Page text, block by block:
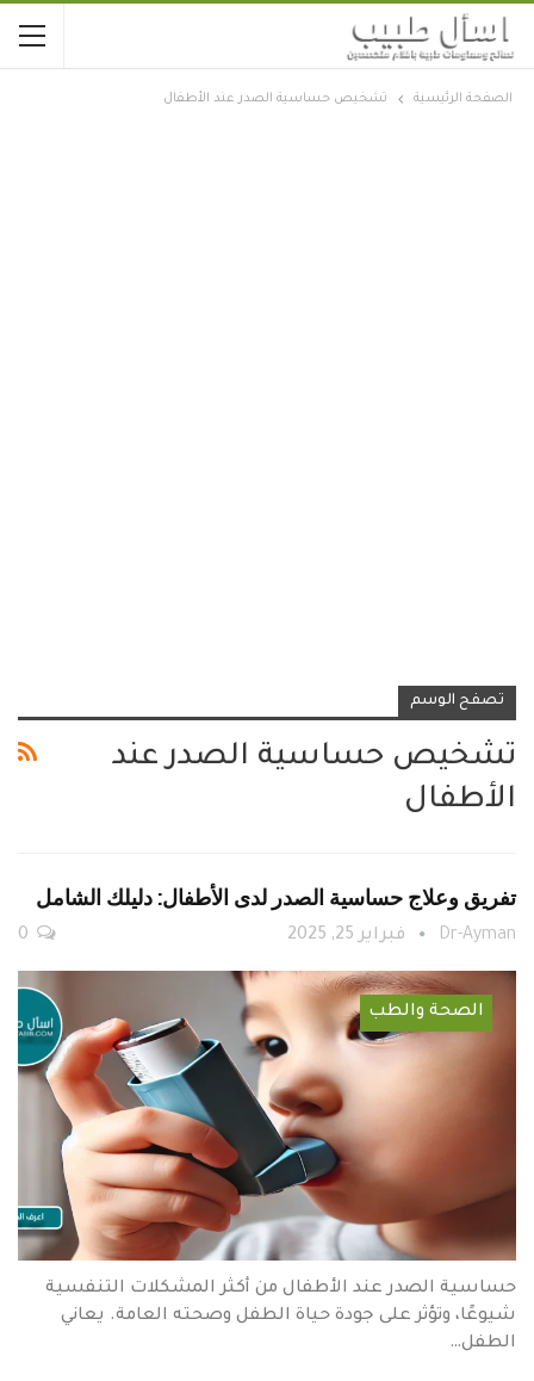
الصفحة الرئيسية تشخيص حساسية الصدر عند الأطفال
تصفح الوسم
تشخيص حساسية الصدر عند
الأطفال
تفريق وعلاج حساسية الصدر لدى الأطفال: دليلك الشامل
Dr-Ayman فبراير 25, 2025
الصحة والطب
حساسية الصدر عند الأطفال من أكثر المشكلات التنفسية
شيوعًا، وتؤثر على جودة حياة الطفل وصحته العامة. يعاني
الطفل…